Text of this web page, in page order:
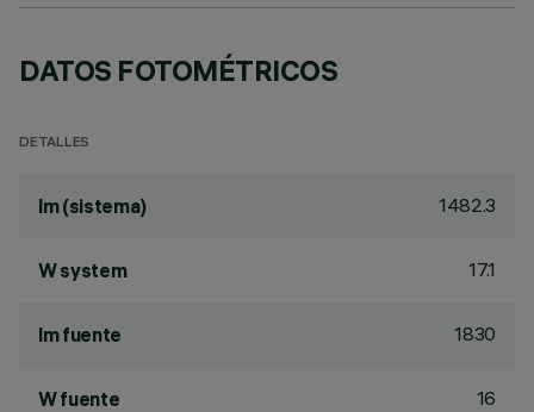
DATOS FOTOMÉTRICOS
DETALLES
lm (sistema) 1482.3
W system 17.1
lm fuente 1830
W fuente 16